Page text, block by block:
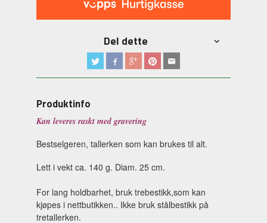
Del dette
Produktinfo
Kan leveres raskt med gravering
Bestselgeren, tallerken som kan brukes til alt.
Lett i vekt ca. 140 g. Diam. 25 cm.
For lang holdbarhet, bruk trebestikk,som kan
kjøpes i nettbutikken.. Ikke bruk stålbestikk på
tretallerken.